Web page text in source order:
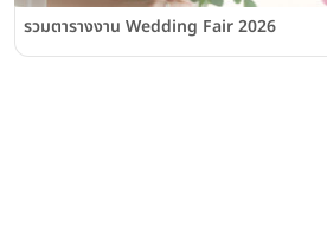
รวมตารางงาน Wedding Fair 2026